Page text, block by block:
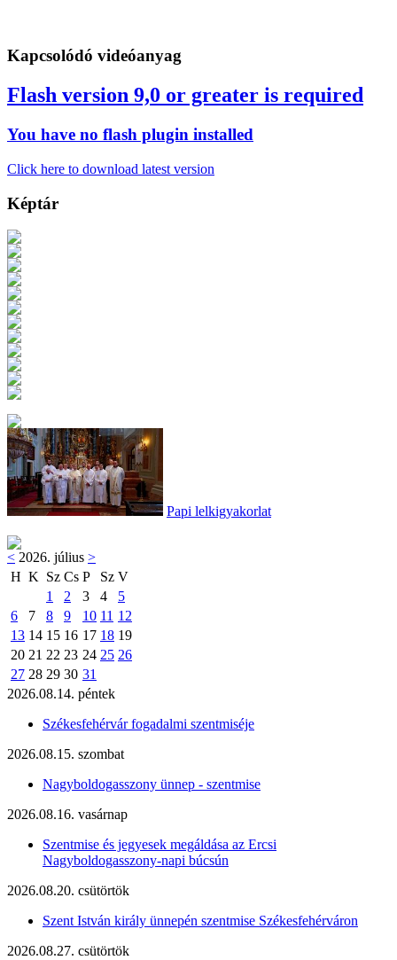
Kapcsolódó videóanyag
Flash version 9,0 or greater is required
You have no flash plugin installed
Click here to download latest version
Képtár
Papi lelkigyakorlat
< 2026. július >
H K Sz Cs P Sz V
1
2 3 4
5
6
7 8 9 10 11 12
13 14 15 16 17 18 19
20 21 22 23 24 25 26
27 28 29 30 31
2026.08.14. péntek
Székesfehérvár fogadalmi szentmiséje
2026.08.15. szombat
Nagyboldogasszony ünnep - szentmise
2026.08.16. vasárnap
Szentmise és jegyesek megáldása az Ercsi
Nagyboldogasszony-napi búcsún
2026.08.20. csütörtök
Szent István király ünnepén szentmise Székesfehérváron
2026.08.27. csütörtök